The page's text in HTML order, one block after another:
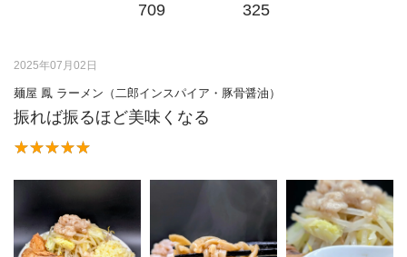
709 325
2025年07月02日
麺屋 鳳 ラーメン（二郎インスパイア・豚骨醤油）
振れば振るほど美味くなる